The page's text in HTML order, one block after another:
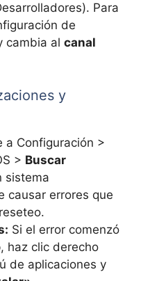
Para
de
cambia al canal
y
a Configuración >
> Buscar
sistema
causar errores que
Si el error comenzó
haz clic derecho
de aplicaciones y